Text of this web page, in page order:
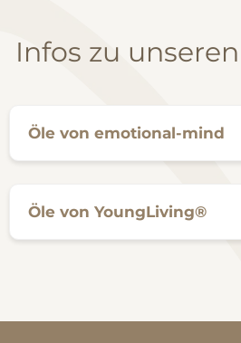
Infos zu
Öle von emotional-mind
Öle von YoungLiving®